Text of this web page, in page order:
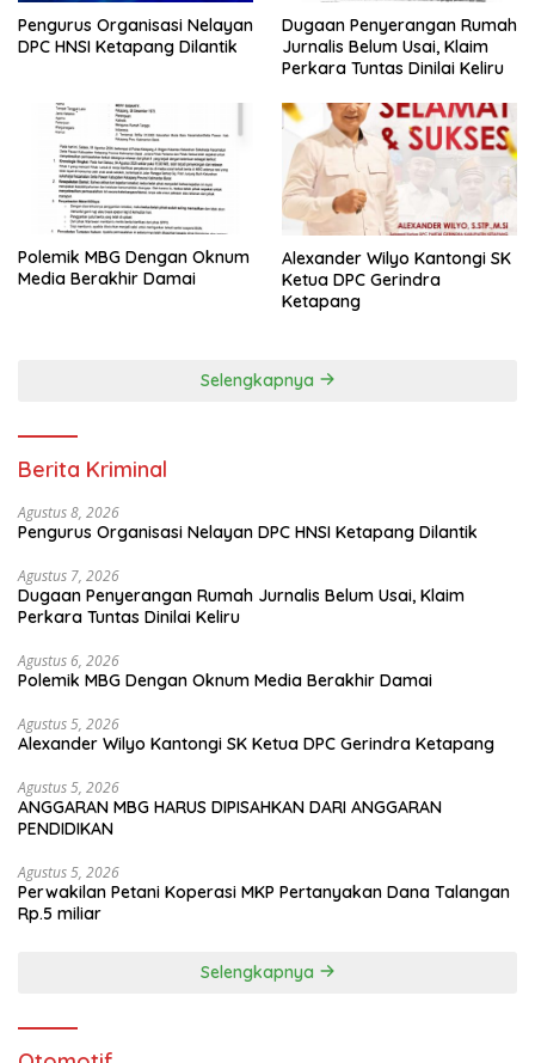
Pengurus Organisasi Nelayan
DPC HNSI Ketapang Dilantik
Dugaan Penyerangan Rumah
Jurnalis Belum Usai, Klaim
Perkara Tuntas Dinilai Keliru
Polemik MBG Dengan Oknum
Media Berakhir Damai
Alexander Wilyo Kantongi SK
Ketua DPC Gerindra
Ketapang
Selengkapnya
Berita Kriminal
Agustus 8, 2026
Pengurus Organisasi Nelayan DPC HNSI Ketapang Dilantik
Agustus 7, 2026
Dugaan Penyerangan Rumah Jurnalis Belum Usai, Klaim
Perkara Tuntas Dinilai Keliru
Agustus 6, 2026
Polemik MBG Dengan Oknum Media Berakhir Damai
Agustus 5, 2026
Alexander Wilyo Kantongi SK Ketua DPC Gerindra Ketapang
Agustus 5, 2026
ANGGARAN MBG HARUS DIPISAHKAN DARI ANGGARAN
PENDIDIKAN
Agustus 5, 2026
Perwakilan Petani Koperasi MKP Pertanyakan Dana Talangan
Rp.5 miliar
Selengkapnya